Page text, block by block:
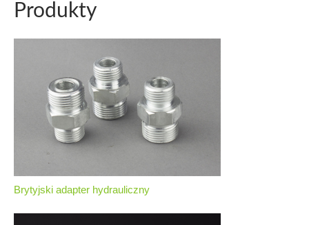
Produkty
Brytyjski adapter hydrauliczny